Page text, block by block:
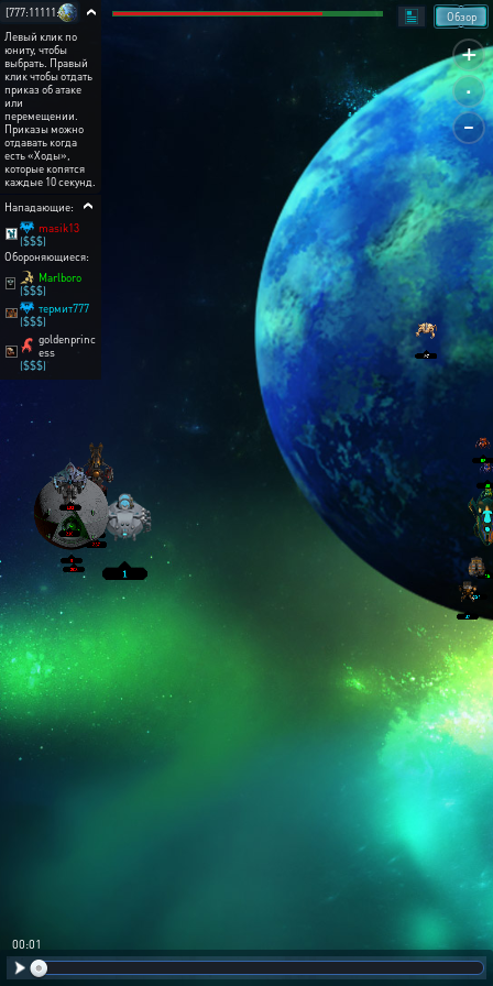
+
.
-
Обзор
[777:11111:7]
Левый клик по
юниту, чтобы
выбрать. Правый
клик чтобы отдать
приказ об атаке
или
перемещении.
Приказы можно
отдавать когда
есть «Ходы»,
которые копятся
каждые 10 секунд.
Нападающие:
masik13
($$$)
Обороняющиеся:
Marlboro
($$$)
термит777
($$$)
goldenprinc
ess
($$$)
00:02